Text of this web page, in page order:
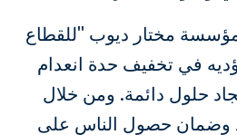
مختار ديوب "للقطاع
في تخفيف حدة انعدام
حلول دائمة. ومن خلال
وضمان حصول الناس على